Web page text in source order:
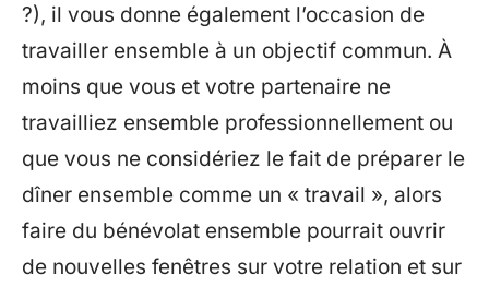
?), il vous donne également l’occasion de
travailler ensemble à un objectif commun. À
moins que vous et votre partenaire ne
travailliez ensemble professionnellement ou
que vous ne considériez le fait de préparer le
dîner ensemble comme un « travail », alors
faire du bénévolat ensemble pourrait ouvrir
de nouvelles fenêtres sur votre relation et sur